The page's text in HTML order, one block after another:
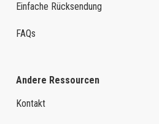
Einfache Rücksendung
FAQs
Andere Ressourcen
Kontakt